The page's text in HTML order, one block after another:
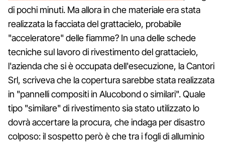
di pochi minuti. Ma allora in che materiale era stata
realizzata la facciata del grattacielo, probabile
"acceleratore" delle fiamme? In una delle schede
tecniche sul lavoro di rivestimento del grattacielo,
l'azienda che si è occupata dell'esecuzione, la Cantori
Srl, scriveva che la copertura sarebbe stata realizzata
in "pannelli compositi in Alucobond o similari". Quale
tipo "similare" di rivestimento sia stato utilizzato lo
dovrà accertare la procura, che indaga per disastro
colposo: il sospetto però è che tra i fogli di alluminio